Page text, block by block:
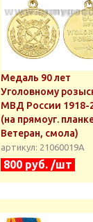
Медаль 90 лет
Уголовному
МВД России 1918-
(на прямоуг.
Ветеран, смола)
артикул: 21060019А
800 руб. /шт